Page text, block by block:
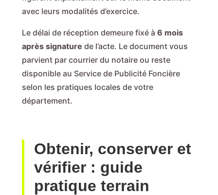
avec leurs modalités d’exercice.
Le délai de réception demeure fixé à 6 mois
après signature de l’acte. Le document vous
parvient par courrier du notaire ou reste
disponible au Service de Publicité Foncière
selon les pratiques locales de votre
département.
Obtenir, conserver et
vérifier : guide
pratique terrain